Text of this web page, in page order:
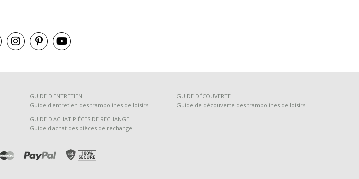
GUIDE D'ENTRETIEN
Guide d'entretien des trampolines de loisirs
GUIDE DÉCOUVERTE
Guide de découverte des trampolines de loisirs
GUIDE D'ACHAT PIÈCES DE RECHANGE
Guide d'achat des pièces de rechange